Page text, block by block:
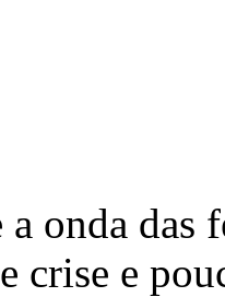
a onda
crise e